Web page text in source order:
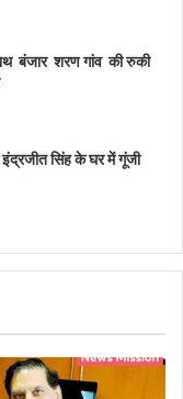
बंजार शरण गांव की रुकी
इंद्रजीत सिंह के घर में गूंजी